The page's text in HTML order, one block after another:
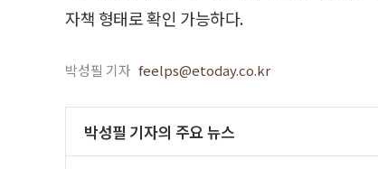
자책 형태로 확인 가능하다.
박성필 기자 feelps@etoday.co.kr
박성필 기자의 주요 뉴스